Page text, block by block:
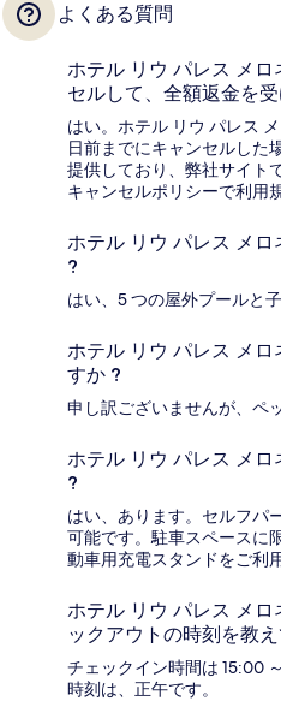
よくある質問
ホテル リウ パレス メ
セルして、全額返金を
はい。ホテル リウ パレス
日前までにキャンセルした
提供しており、弊社サイト
キャンセルポリシーで利用
ホテル リウ パレス メ
?
はい、5 つの屋外プールと
ホテル リウ パレス メ
すか ?
申し訳ございませんが、ペ
ホテル リウ パレス メ
?
はい、あります。セルフパ
可能です。駐車スペースに
動車用充電スタンドをご利
ホテル リウ パレス メ
ックアウトの時刻を教え
チェックイン時間は 15:00
時刻は、正午です。